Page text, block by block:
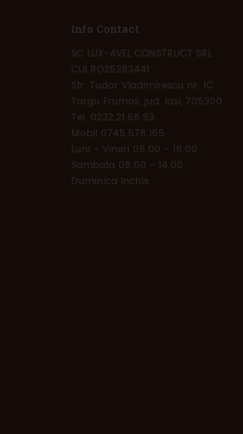
Info Contact
SC LUX-AVEL CONSTRUCT SRL
CUI RO25283441
Str. Tudor Vladimirescu nr. 1C
Targu Frumos, jud. Iasi, 705300
Tel. 0232.21.68.93
Mobil 0745.578.165
Luni - Vineri 08.00 - 18.00
Sambata 08.00 - 14.00
Duminica Inchis